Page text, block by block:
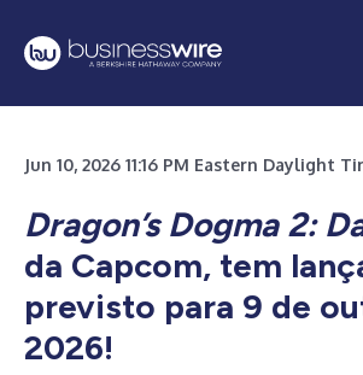
Jun 10, 2026 11:16 PM Eastern Daylight
Dragon’s Dogma 2:
da Capcom, tem
previsto para 9 de
2026!